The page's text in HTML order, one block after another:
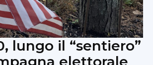
lungo il “sentiero”
elettorale